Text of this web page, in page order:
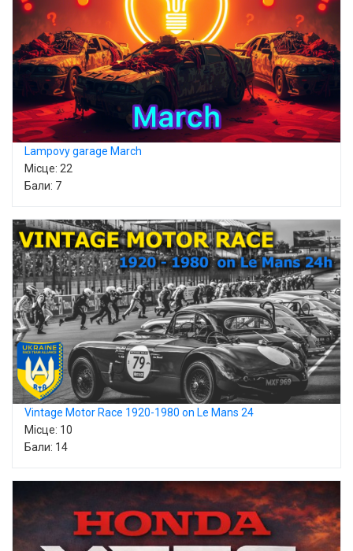
Lampovy garage March
Місце: 22
Бали: 7
Vintage Motor Race 1920-1980 on Le Mans 24
Місце: 10
Бали: 14